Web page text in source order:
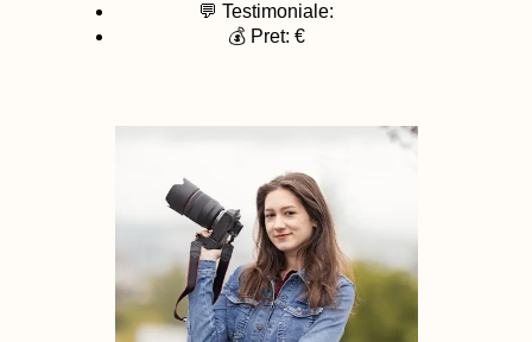
💬 Testimoniale:
💰 Pret: €